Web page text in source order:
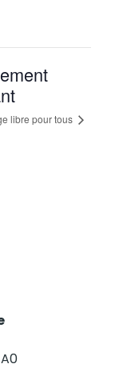
libre pour tous